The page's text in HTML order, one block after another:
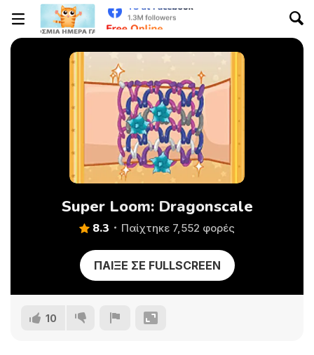
Super Loom: Dragonscale
8.3 Παίχτηκε 7,552 φορές
ΠΑΊΞΕ ΣΕ FULLSCREEN
10